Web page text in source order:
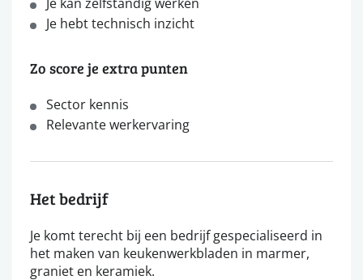
Je hebt technisch inzicht
Zo score je extra punten
Sector kennis
Relevante werkervaring
Het bedrijf
Je komt terecht bij een bedrijf gespecialiseerd in
het maken van keukenwerkbladen in marmer,
graniet en keramiek.